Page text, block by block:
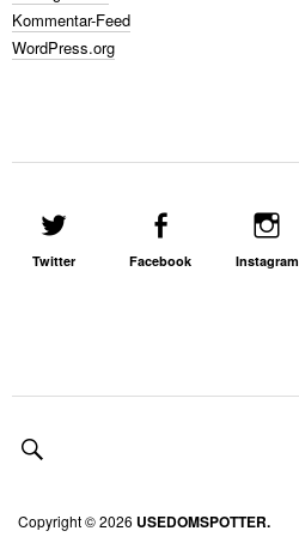
Kommentar-Feed
WordPress.org
Twitter Facebook Instagram
Copyright © 2026 USEDOMSPOTTER.